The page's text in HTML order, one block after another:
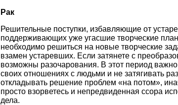
Рак
Решительные поступки, избавляющие от
поддерживающих уже угасшие творческие
необходимо решиться на новые творческие
взамен устаревших. Если затянете с
возможны разочарования. В этот период
своих отношениях с людьми и не затягивать
откладывать решение проблем «на потом»,
просто взорветесь и непредвиденная ссора
дела.